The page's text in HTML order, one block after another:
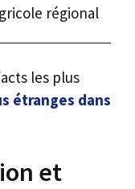
régional
les plus
étranges dans
et